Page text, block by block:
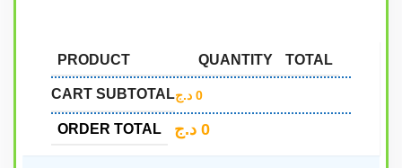
PRODUCT QUANTITY TOTAL
CART SUBTOTAL 0 د.ج
ORDER TOTAL 0 د.ج